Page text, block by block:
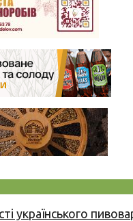
українського